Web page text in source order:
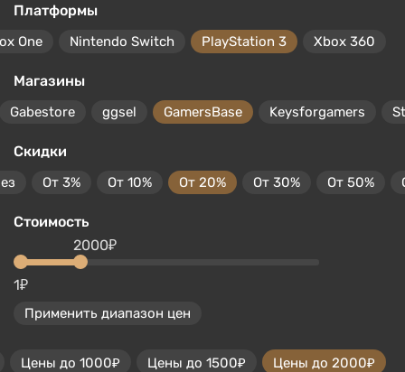
Платформы
One Nintendo Switch PlayStation 3 Xbox 360
Магазины
Gabestore ggsel GamersBase Keysforgamers
Скидки
От 3% От 10% От 20% От 30% От 50%
Стоимость
1₽
2000₽
Применить диапазон цен
Цены до 1000₽ Цены до 1500₽ Цены до 2000₽